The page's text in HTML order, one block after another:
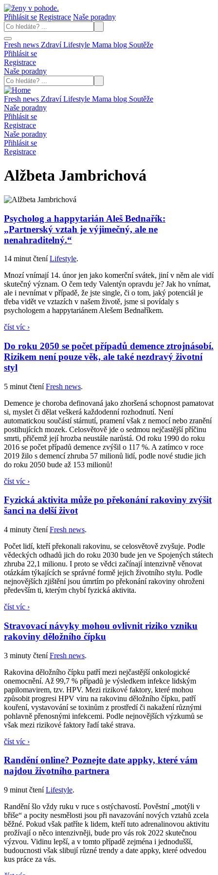
Přihlásit se Registrace Naše poradny
Fresh news ZdravíLifestyle Mama blog Soutěže
Přihlásit se
Registrace
Naše poradny
Fresh news ZdravíLifestyle Mama blog Soutěže
Naše poradny
Přihlásit se
Registrace
Naše poradny
Přihlásit se
Registrace
Alžbeta Jambrichová
Psycholog a happytarián Aleš Bednařík:
„Partnerský vztah je výjimečný, ale ne
nenahraditelný.“
14 minut čtení Lifestyle.
Mnozí vnímají 14. únor jen jako komerční svátek, jiní v něm ale vidí
skutečný význam. O čem tedy Valentýn opravdu je? Jak ho vnímat,
ale i nevnímat v případě, že jste single, či o tom, jaký potenciál je
třeba vidět ve vztazích v našem životě, jsme si povídaly s
psychologem a happytariánem Alešem Bednaříkem.
číst víc ›
Do roku 2050 se počet případů demence ztrojnásobí.
Rizikem není pouze věk, ale také nezdravý životní
styl
5 minut čtení Fresh news.
Demence je choroba definovaná jako zhoršená schopnost pamatovat
si, myslet či dělat veškerá každodenní rozhodnutí. Není
automatickou součástí stárnutí, pramení však z nemocí nebo zranění
postihujících mozek. Celosvětově jde o sedmou nejčastější příčinu
smrti, přičemž její hrozba neustále narůstá. Od roku 1990 do roku
2016 se počet případů demence zvýšil o 117 %. A zatímco v roce
2019 žilo s demencí zhruba 57 milionů lidí, podle nové studie jich
do roku 2050 bude až 153 milionů!
číst víc ›
Fyzická aktivita může po překonání rakoviny zvýšit
šanci na delší život
4 minuty čtení Fresh news.
Počet lidí, kteří překonali rakovinu, se celosvětově zvyšuje. Podle
vědeckých odhadů jich do roku 2030 bude jen ve Spojených státech
zhruba 22,1 milionu. I proto se vědci začínají intenzivně věnovat
otázkám týkajících se správné formě jejich životního stylu. Podle
nejnovějších zjištění jsou úmrtím po překonání rakoviny ohroženi
především ti, kterým chybí fyzická aktivita.
číst víc ›
Stravovací návyky mohou ovlivnit riziko vzniku
rakoviny děložního čípku
3 minuty čtení Fresh news.
Rakovina děložního čípku patří mezi nejčastější onkologické
onemocnění. Až 99,7 % případů je výsledkem infekce lidským
papilomavirem, tzv. HPV. Mezi rizikové faktory, které mohou
způsobit progresi HPV viru na rakovinu děložního čípku, patří
kouření, vystavování se toxinům z prostředí či nakažení různými
pohlavně přenosnými infekcemi. Podle nejnovějších výzkumů se
však mezi rizikové faktory řadí také strava.
číst víc ›
Randění online? Poznejte date appky, které vám
najdou životního partnera
9 minut čtení Lifestyle.
Randění šlo vždy ruku v ruce s ostýchavostí. Pověstní „motýli v
břiše“ a pocity nesmělosti jsou při navazování nových vztahů zcela
běžné. Pokud však patříte k lidem, kteří tuto adrenalinovou aktivitu
prožívají o něco intenzivněji, bude pro vás rok 2022 skutečnou
výzvou. Vidinu lepší, a v tomto případě zejména i jednodušší,
budoucnosti však slibují různé trendy a date appky, které odvedou
kus práce za vás.